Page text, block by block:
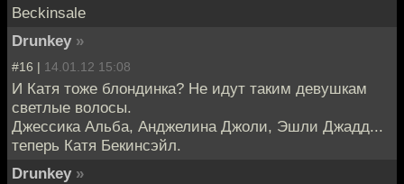
Beckinsale
Drunkey »
#16 | 14.01.12 15:08
И Катя тоже блондинка? Не идут таким девушкам
светлые волосы.
Джессика Альба, Анджелина Джоли, Эшли Джадд...
теперь Катя Бекинсэйл.
Drunkey »